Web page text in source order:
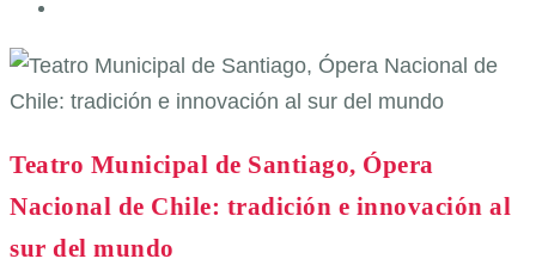
Teatro Municipal de Santiago, Ópera
Nacional de Chile: tradición e innovación al
sur del mundo